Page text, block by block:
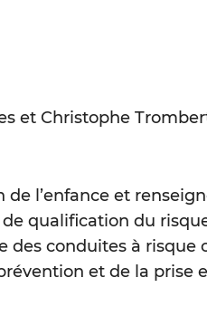
et Christophe
l’enfance et
qualification du
conduites à risque
et de la prise